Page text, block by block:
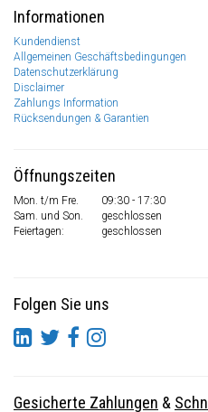
Informationen
Kundendienst
Allgemeinen Geschäftsbedingungen
Datenschutzerklärung
Disclaimer
Zahlungs Information
Rücksendungen & Garantien
Öffnungszeiten
Mon. t/m Fre.
09:30 - 17:30
Sam. und Son.
geschlossen
Feiertagen:
geschlossen
Folgen Sie uns
Gesicherte Zahlungen &